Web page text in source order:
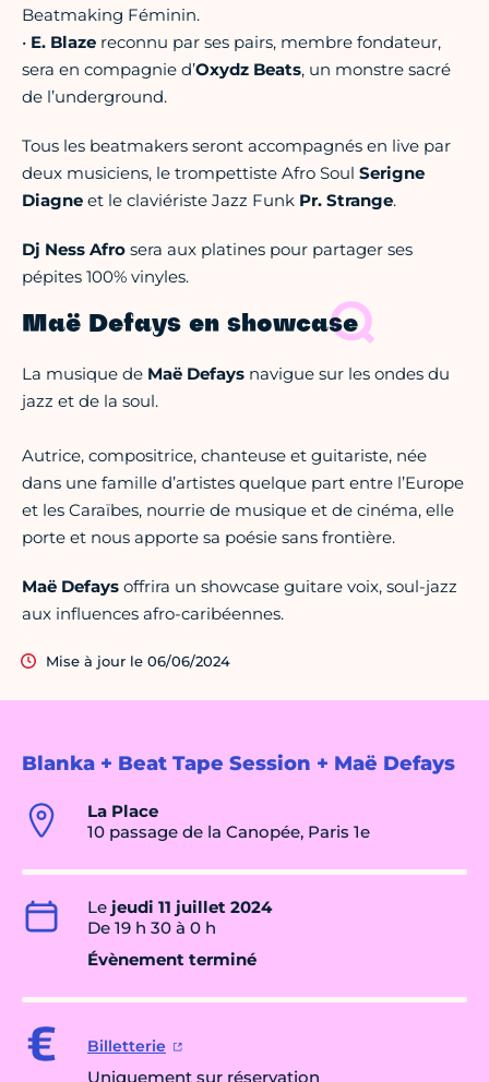
Blanka + Beat Tape Session + Maë Defays
La Place
10 passage de la Canopée, Paris 1e
Le jeudi 11 juillet 2024
De 19 h 30 à 0 h
Évènement terminé
Billetterie
Uniquement sur réservation
Beatmaking Féminin.
• E. Blaze reconnu par ses pairs, membre fondateur,
sera en compagnie d’Oxydz Beats, un monstre sacré
de l’underground.
Tous les beatmakers seront accompagnés en live par
deux musiciens, le trompettiste Afro Soul Serigne
Diagne et le claviériste Jazz Funk Pr. Strange.
Dj Ness Afro sera aux platines pour partager ses
pépites 100% vinyles.
Maë Defays en showcase
La musique de Maë Defays navigue sur les ondes du
jazz et de la soul.
Autrice, compositrice, chanteuse et guitariste, née
dans une famille d’artistes quelque part entre l’Europe
et les Caraïbes, nourrie de musique et de cinéma, elle
porte et nous apporte sa poésie sans frontière.
Maë Defays offrira un showcase guitare voix, soul-jazz
aux influences afro-caribéennes.
Mise à jour le 06/06/2024